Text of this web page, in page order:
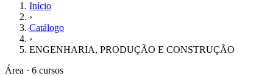
Início
›
Catálogo
›
ENGENHARIA, PRODUÇÃO E CONSTRUÇÃO
Área · 6 cursos